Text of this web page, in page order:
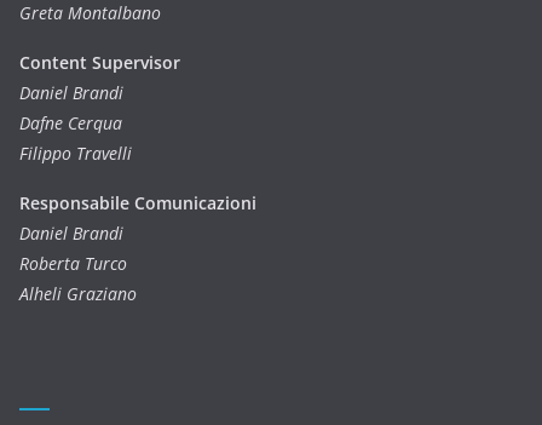
Greta Montalbano
Content Supervisor
Daniel Brandi
Dafne Cerqua
Filippo Travelli
Responsabile Comunicazioni
Daniel Brandi
Roberta Turco
Alheli Graziano